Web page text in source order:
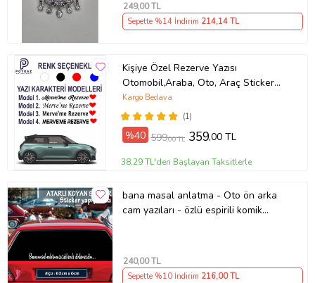
249,00 TL
Sepette %14 İndirim 214,14 TL
Kişiye Özel Rezerve Yazısı
Otomobil,Araba, Oto, Araç Sticker
(Parlak Beyaz)
(1)
Kargo Bedava
%40 599,00 TL 359,00 TL
38,29 TL'den Başlayan Taksitlerle
bana masal anlatma - Oto ön arka
cam yazıları - özlü espirili komik
240,00 TL
Sepette %10 İndirim 216,00 TL